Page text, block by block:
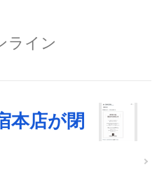
ライン
本店が閉